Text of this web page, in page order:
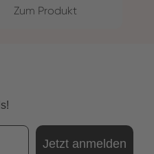
Zum Produkt
Jetzt anmelden